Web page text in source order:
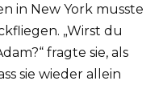
in New York musste
„Wirst du
fragte sie, als
sie wieder allein